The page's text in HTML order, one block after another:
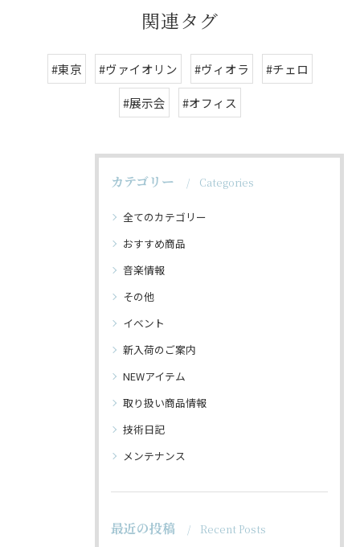
関連タグ
#東京 #ヴァイオリン #ヴィオラ
#チェロ
#展示会
#オフィス
カテゴリー Categories
全てのカテゴリー
おすすめ商品
音楽情報
その他
イベント
新入荷のご案内
NEWアイテム
取り扱い商品情報
技術日記
メンテナンス
最近の投稿 Recent Posts